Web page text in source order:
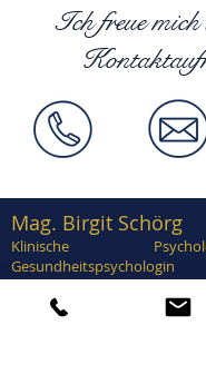
Ich freue
Mag. Birgit Schörg
Klinische
Gesundheitspsychologin
Supervisorin, EuroPsy
Zertifiziert in